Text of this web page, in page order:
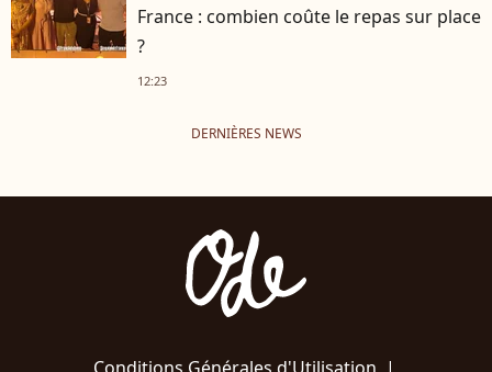
France : combien coûte le repas sur place
?
12:23
DERNIÈRES NEWS